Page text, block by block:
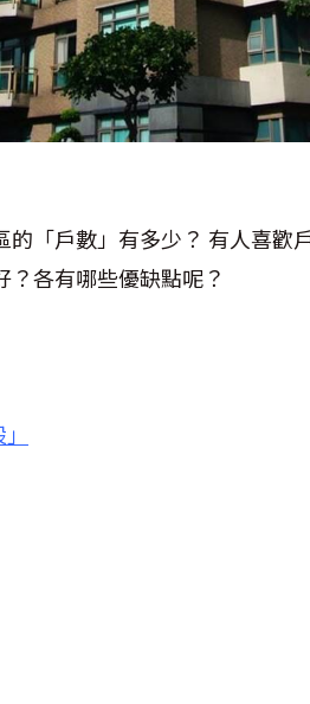
「戶數」有多少？ 有人喜歡
各有哪些優缺點呢？